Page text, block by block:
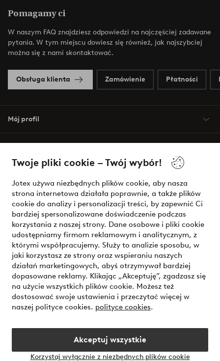
Twoje pliki cookie – Twój wybór!
Jotex używa niezbędnych plików cookie, aby nasza
strona internetowa działała poprawnie, a także plików
cookie do analizy i personalizacji treści, by zapewnić Ci
bardziej spersonalizowane doświadczenie podczas
korzystania z naszej strony. Dane osobowe i pliki cookie
udostępniamy firmom reklamowym i analitycznym, z
którymi współpracujemy. Służy to analizie sposobu, w
jaki korzystasz ze strony oraz wspieraniu naszych
działań marketingowych, abyś otrzymywał bardziej
dopasowane reklamy. Klikając „Akceptuję”, zgadzasz się
na użycie wszystkich plików cookie. Możesz też
dostosować swoje ustawienia i przeczytać więcej w
naszej polityce cookies. polityce cookies.
Akceptuj wszystkie
Korzystaj wyłącznie z niezbędnych plików cookie
Pomagamy ci
W naszym FAQ znajdziesz odpowiedzi na najczęściej zadawane
pytania. W tym miejscu dowiesz się również, jak najszybciej
można się z nami skontaktować.
Obsługa klienta Zamówienie Płatności
Mój profil
Warunki
Bezpieczne płatności - zapłać teraz lub podziel się
Chcesz dowiedzieć się więcej o naszych opcjach płatności